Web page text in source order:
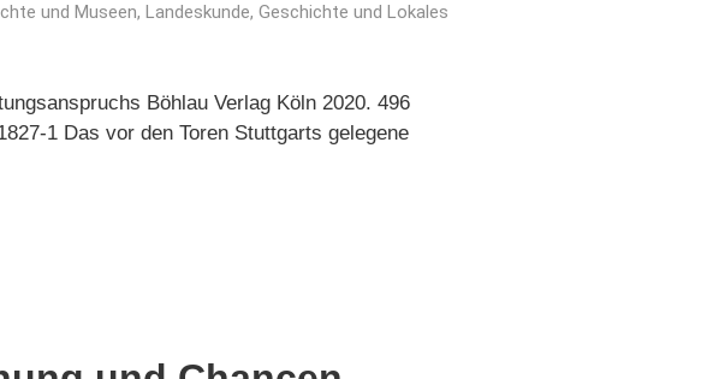
und Museen, Landeskunde, Geschichte und Lokales
Böhlau Verlag Köln 2020. 496
1 Das vor den Toren Stuttgarts gelegene